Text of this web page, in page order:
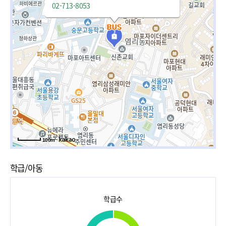
02-713-8053
100m
학급/아동
학급수